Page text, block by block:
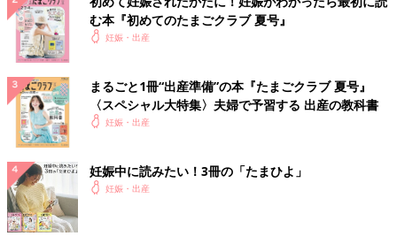
む本『初めてのたまごクラブ 夏号』
妊娠・出産
まるごと1冊“出産準備”の本『たまごクラブ 夏号』
〈スペシャル大特集〉夫婦で予習する 出産の教科書
妊娠・出産
妊娠中に読みたい！3冊の「たまひよ」
妊娠・出産